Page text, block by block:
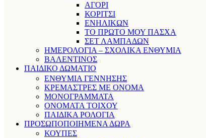
ΑΓΟΡΙ
ΚΟΡΙΤΣΙ
ΕΝΗΛΙΚΩΝ
ΤΟ ΠΡΩΤΟ ΜΟΥ ΠΑΣΧΑ
ΣΕΤ ΛΑΜΠΑΔΩΝ
ΗΜΕΡΟΛΟΓΙΑ – ΣΧΟΛΙΚΑ ΕΝΘΥΜΙΑ
ΒΑΛΕΝΤΙΝΟΣ
ΠΑΙΔΙΚΟ ΔΩΜΑΤΙΟ
ΕΝΘΥΜΙΑ ΓΕΝΝΗΣΗΣ
ΚΡΕΜΑΣΤΡΕΣ ΜΕ ΟΝΟΜΑ
ΜΟΝΟΓΡΑΜΜΑΤΑ
ΟΝΟΜΑΤΑ ΤΟΙΧΟΥ
ΠΑΙΔΙΚΑ ΡΟΛΟΓΙΑ
ΠΡΟΣΩΠΟΠΟΙΗΜΕΝΑ ΔΩΡΑ
ΚΟΥΠΕΣ